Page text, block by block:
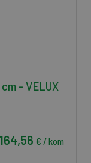
- VELUX
164,56 € / kom